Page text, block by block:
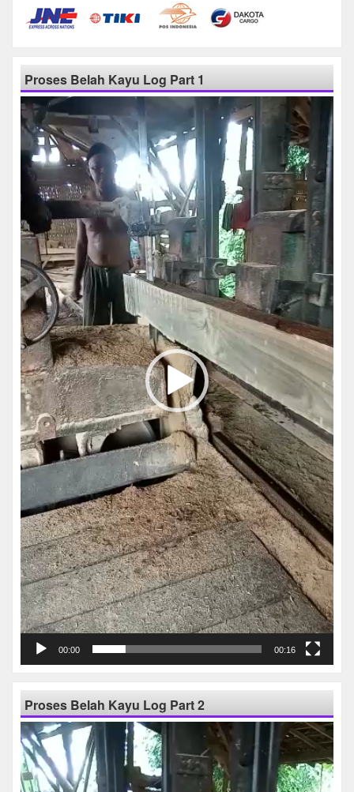
Proses Belah Kayu Log Part 1
Pemutar
Video
00:00 00:16
Proses Belah Kayu Log Part 2
Pemutar
Video